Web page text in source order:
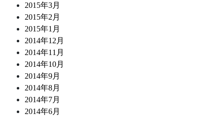
2015年3月
2015年2月
2015年1月
2014年12月
2014年11月
2014年10月
2014年9月
2014年8月
2014年7月
2014年6月